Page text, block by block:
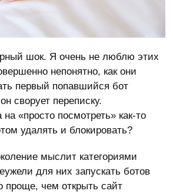
шок. Я очень не люблю этих
непонятно, как они
первый попавшийся бот
сворует переписку.
на «просто посмотреть» как-то
удалять и блокировать?
мыслит категориями
для них запускать ботов
проще, чем открыть сайт